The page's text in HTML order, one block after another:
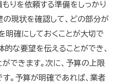
りを依頼する準備をしっかり
の現状を確認して、どの部分が
明確にしておくことが大切で
的な要望を伝えることができ、
できます。次に、予算の上限
。予算が明確であれば、業者